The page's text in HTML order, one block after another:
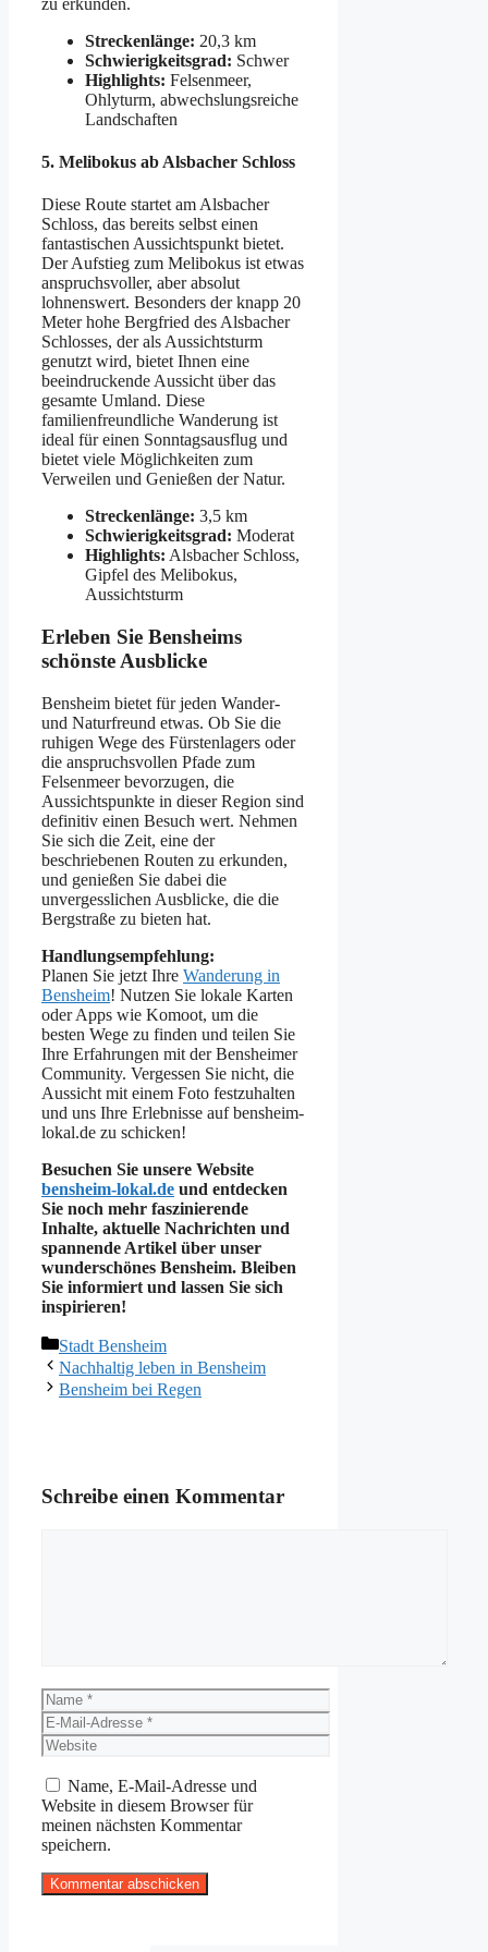
Streckenlänge: 20,3 km
Schwierigkeitsgrad: Schwer
Highlights: Felsenmeer,
Ohlyturm, abwechslungsreiche
Landschaften
5. Melibokus ab Alsbacher Schloss
Diese Route startet am Alsbacher
Schloss, das bereits selbst einen
fantastischen Aussichtspunkt bietet.
Der Aufstieg zum Melibokus ist etwas
anspruchsvoller, aber absolut
lohnenswert. Besonders der knapp 20
Meter hohe Bergfried des Alsbacher
Schlosses, der als Aussichtsturm
genutzt wird, bietet Ihnen eine
beeindruckende Aussicht über das
gesamte Umland. Diese
familienfreundliche Wanderung ist
ideal für einen Sonntagsausflug und
bietet viele Möglichkeiten zum
Verweilen und Genießen der Natur.
Streckenlänge: 3,5 km
Schwierigkeitsgrad: Moderat
Highlights: Alsbacher Schloss,
Gipfel des Melibokus,
Aussichtsturm
Erleben Sie Bensheims
schönste Ausblicke
Bensheim bietet für jeden Wander-
und Naturfreund etwas. Ob Sie die
ruhigen Wege des Fürstenlagers oder
die anspruchsvollen Pfade zum
Felsenmeer bevorzugen, die
Aussichtspunkte in dieser Region sind
definitiv einen Besuch wert. Nehmen
Sie sich die Zeit, eine der
beschriebenen Routen zu erkunden,
und genießen Sie dabei die
unvergesslichen Ausblicke, die die
Bergstraße zu bieten hat.
Handlungsempfehlung:
Planen Sie jetzt Ihre Wanderung in
Bensheim! Nutzen Sie lokale Karten
oder Apps wie Komoot, um die
besten Wege zu finden und teilen Sie
Ihre Erfahrungen mit der Bensheimer
Community. Vergessen Sie nicht, die
Aussicht mit einem Foto festzuhalten
und uns Ihre Erlebnisse auf bensheim-
lokal.de zu schicken!
Besuchen Sie unsere Website
bensheim-lokal.de und entdecken
Sie noch mehr faszinierende
Inhalte, aktuelle Nachrichten und
spannende Artikel über unser
wunderschönes Bensheim. Bleiben
Sie informiert und lassen Sie sich
inspirieren!
Kategorien
Stadt Bensheim
Nachhaltig leben in Bensheim
Bensheim bei Regen
Schreibe einen Kommentar
Name
E-
Mail-
Adresse
Website
Name, E-Mail-Adresse und
Website in diesem Browser für
meinen nächsten Kommentar
speichern.